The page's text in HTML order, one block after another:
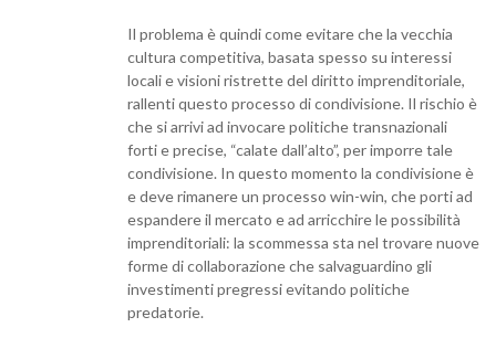
Il problema è quindi come evitare che la vecchia
cultura competitiva, basata spesso su interessi
locali e visioni ristrette del diritto imprenditoriale,
rallenti questo processo di condivisione. Il rischio è
che si arrivi ad invocare politiche transnazionali
forti e precise, “calate dall’alto”, per imporre tale
condivisione. In questo momento la condivisione è
e deve rimanere un processo win-win, che porti ad
espandere il mercato e ad arricchire le possibilità
imprenditoriali: la scommessa sta nel trovare nuove
forme di collaborazione che salvaguardino gli
investimenti pregressi evitando politiche
predatorie.